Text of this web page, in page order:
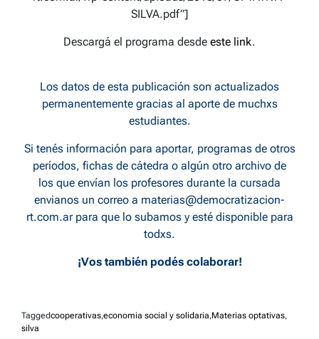
SILVA.pdf”]
Descargá el programa desde este link.
Los datos de esta publicación son actualizados
permanentemente gracias al aporte de muchxs
estudiantes.
Si tenés información para aportar, programas de otros
períodos, fichas de cátedra o algún otro archivo de
los que envían los profesores durante la cursada
envianos un correo a materias@democratizacion-
rt.com.arpara que lo subamos y esté disponible para
todxs.
¡Vos también podés colaborar!
Taggedcooperativas,economia social y solidaria,Materias optativas,
silva